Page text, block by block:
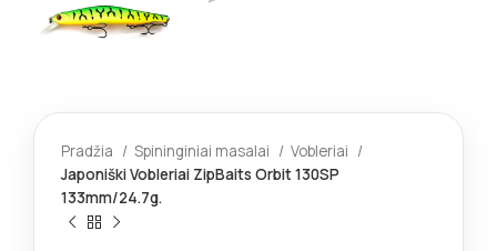
Pradžia Spininginiai masalai
Vobleriai
Japoniški Vobleriai ZipBaits Orbit 130SP
133mm/24.7g.